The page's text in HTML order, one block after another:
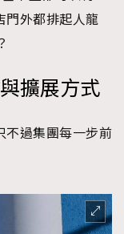
門外都排起人龍
擴展方式
不過集團每一步前